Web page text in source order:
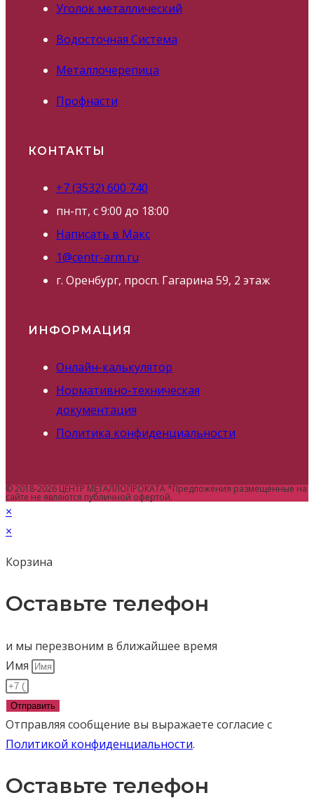
Уголок металлический
Водосточная Система
Металлочерепица
Профнасти
КОНТАКТЫ
+7 (3532) 600 740
пн-пт, с 9:00 до 18:00
Написать в Макс
1@centr-arm.ru
г. Оренбург, просп. Гагарина 59, 2 этаж
ИНФОРМАЦИЯ
Онлайн-калькулятор
Нормативно-техническая
документация
Политика конфиденциальности
© 2018-2026 ЦЕНТР МЕТАЛЛОПРОКАТА *Предложения размещенные на
сайте не являются публичной офертой.
×
×
Корзина
Оставьте телефон
и мы перезвоним в ближайшее время
Имя
Отправить
Отправляя сообщение вы выражаете согласие с
Политикой конфиденциальности.
Оставьте телефон